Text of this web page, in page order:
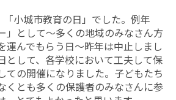
小城市教育の日」でした。例年
」として～多くの地域のみなさん方
運んでもらう日～昨年は中止しまし
として、各学校において工夫して保
ての開催になりました。子どもたち
くとも多くの保護者のみなさんに参